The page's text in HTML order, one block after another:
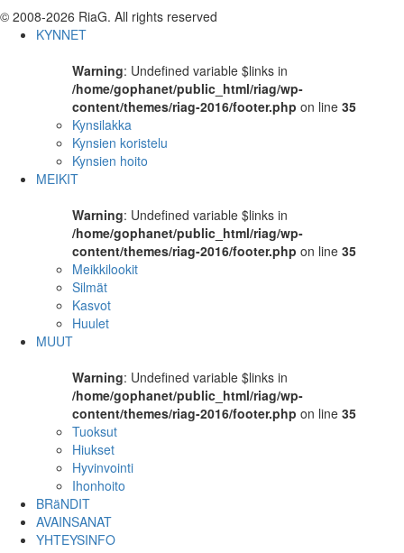
© 2008-2026 RiaG. All rights reserved
KYNNET
Warning: Undefined variable $links in
/home/gophanet/public_html/riag/wp-
content/themes/riag-2016/footer.php on line 35
Kynsilakka
Kynsien koristelu
Kynsien hoito
MEIKIT
Warning: Undefined variable $links in
/home/gophanet/public_html/riag/wp-
content/themes/riag-2016/footer.php on line 35
Meikkilookit
Silmät
Kasvot
Huulet
MUUT
Warning: Undefined variable $links in
/home/gophanet/public_html/riag/wp-
content/themes/riag-2016/footer.php on line 35
Tuoksut
Hiukset
Hyvinvointi
Ihonhoito
BRäNDIT
AVAINSANAT
YHTEYSINFO